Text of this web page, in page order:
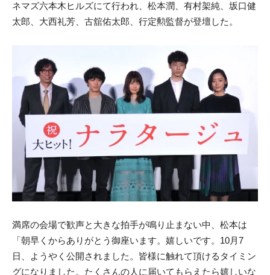
ネマズ六本木ヒルズにて行われ、松本潤、有村架純、坂口健
太郎、大西礼芳、古舘佑太郎、行定勲監督が登壇した。
満席の会場で歓声と大きな拍手が鳴り止まない中、松本は
「朝早くからありがとう御座います。嬉しいです。10月7
日、ようやく公開されました。皆様に触れて頂けるタイミン
グになりました。たくさんの人に届いてもらえたら嬉しいな